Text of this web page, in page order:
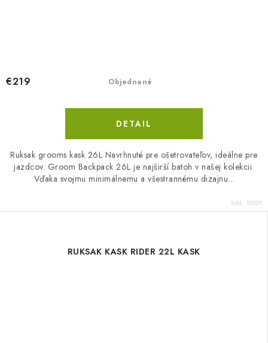
Objednané
€219
DETAIL
Ruksak grooms kask 26L Navrhnuté pre ošetrovateľov, ideálne pre
jazdcov. Groom Backpack 26L je najširší batoh v našej kolekcii.
Vďaka svojmu minimálnemu a všestrannému dizajnu...
Kód: 10029
RUKSAK KASK RIDER 22L KASK